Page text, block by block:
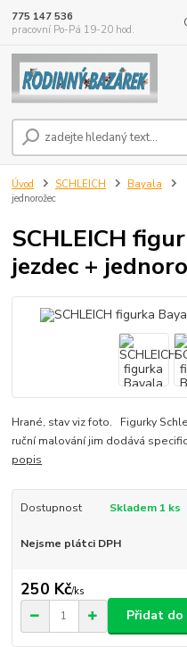
775 147 536
pracovní Po-Pá 19-20 hod.
Úvod SCHLEICH Bayala
jednorožec
SCHLEICH
jezdec +
Hrané, stav viz foto. Figurky
ruční malování jim dodává
popis
Dostupnost Skladem 1 ks
Nejsme plátci DPH
250 Kč/ks
Přidat do